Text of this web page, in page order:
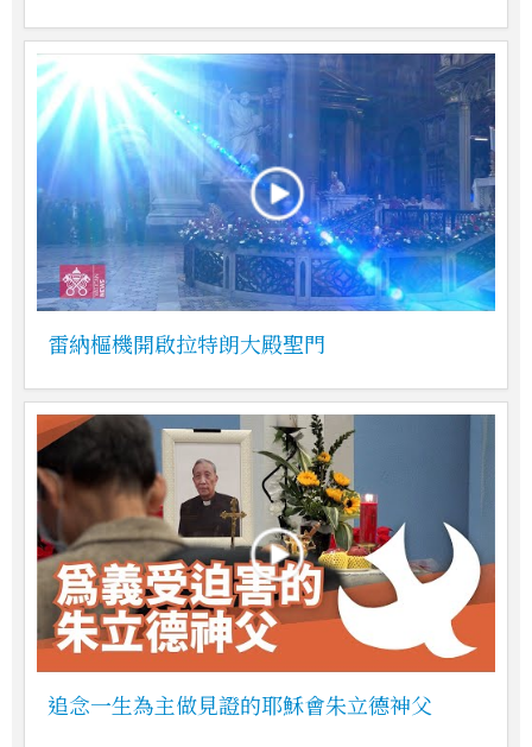
雷納樞機開啟拉特朗大殿聖門
追念一生為主做見證的耶穌會朱立德神父